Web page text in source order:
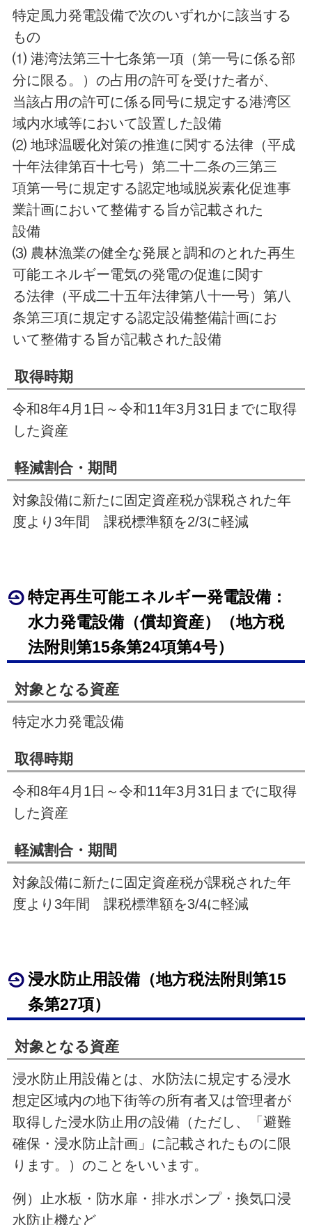
特定風力発電設備で次のいずれかに該当する
もの
⑴ 港湾法第三十七条第一項（第一号に係る部
分に限る。）の占用の許可を受けた者が、
当該占用の許可に係る同号に規定する港湾区
域内水域等において設置した設備
⑵ 地球温暖化対策の推進に関する法律（平成
十年法律第百十七号）第二十二条の三第三
項第一号に規定する認定地域脱炭素化促進事
業計画において整備する旨が記載された
設備
⑶ 農林漁業の健全な発展と調和のとれた再生
可能エネルギー電気の発電の促進に関す
る法律（平成二十五年法律第八十一号）第八
条第三項に規定する認定設備整備計画にお
いて整備する旨が記載された設備
取得時期
令和8年4月 1 日～令和11年3月 31 日までに取得
した資産
軽減割合・期間
対象設備に新たに固定資産税が課税された年
度より 3年間 課税標準額を2/3に軽減
特定再生可能エネルギー発電設備：
水力発電設備（償却資産）（地方税
法附則第15条第24項第4号）
対象となる資産
特定水力発電設備
取得時期
令和8年4月1日～令和11年3月31日までに取得
した資産
軽減割合・期間
対象設備に新たに固定資産税が課税された年
度より3年間 課税標準額を3/4に軽減
浸水防止用設備（地方税法附則第15
条第27項）
対象となる資産
浸水防止用設備とは、水防法に規定する浸水
想定区域内の地下街等の所有者又は管理者が
取得した浸水防止用の設備（ただし、「避難
確保・浸水防止計画」に記載されたものに限
ります。）のことをいいます。
例）止水板・防水扉・排水ポンプ・換気口浸
水防止機など